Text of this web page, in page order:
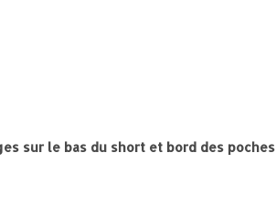
sur le bas du short et bord des poches